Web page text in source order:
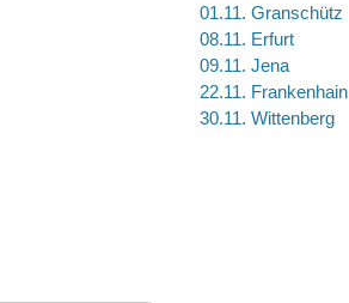
01.11. Granschütz
08.11. Erfurt
09.11. Jena
22.11. Frankenhain
30.11. Wittenberg